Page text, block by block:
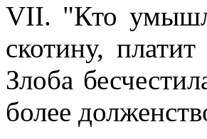
VII. "Кто
скотину,
Злоба
более